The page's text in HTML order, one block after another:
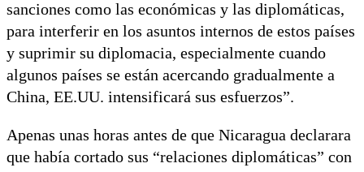
sanciones como las económicas y las diplomáticas,
para interferir en los asuntos internos de estos países
y suprimir su diplomacia, especialmente cuando
algunos países se están acercando gradualmente a
China, EE.UU. intensificará sus esfuerzos”.
Apenas unas horas antes de que Nicaragua declarara
que había cortado sus “relaciones diplomáticas” con